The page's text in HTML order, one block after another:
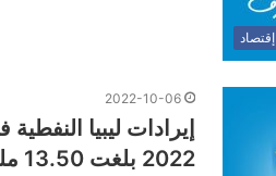
إقتصاد
2022-10-06
إيرادات ليبيا
2022 بلغت 13.50 مليار دولار